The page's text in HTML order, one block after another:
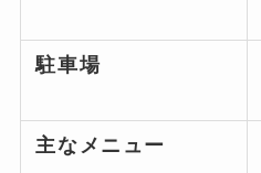
駐車場
主なメニュー